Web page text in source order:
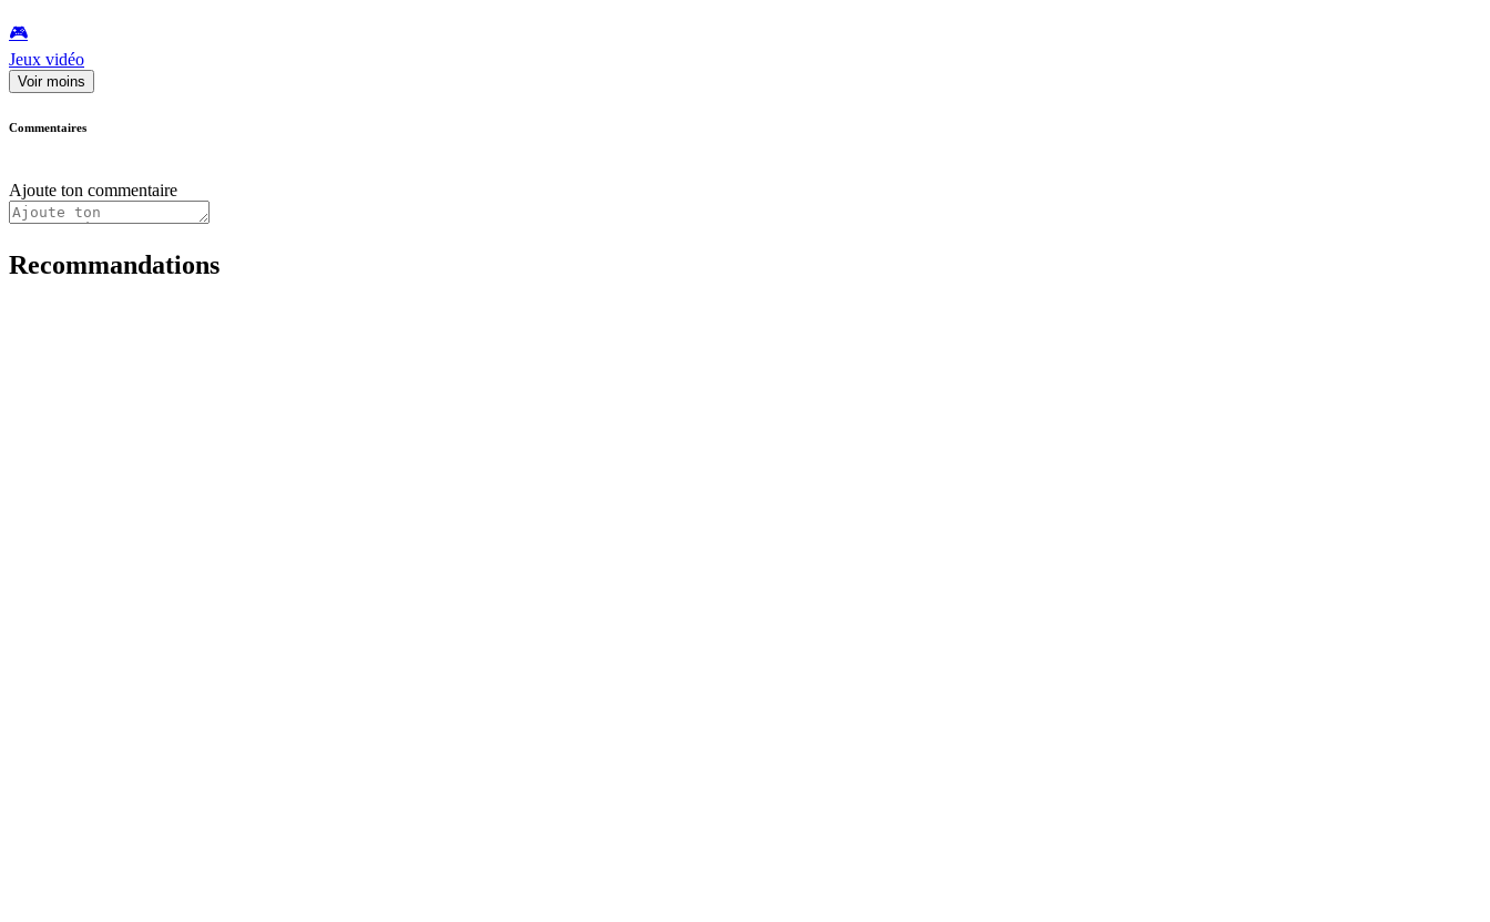
🎮️
Jeux vidéo
Voir moins
Commentaires
Ajoute ton commentaire
Recommandations